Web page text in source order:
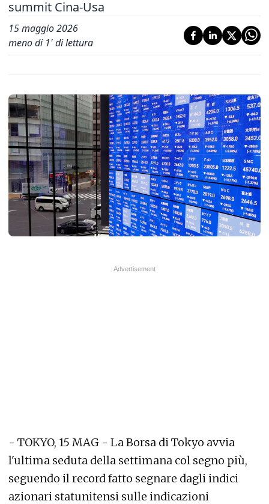
summit Cina-Usa
15 maggio 2026
meno di 1' di lettura
- TOKYO, 15 MAG - La Borsa di Tokyo avvia
l'ultima seduta della settimana col segno più,
seguendo il record fatto segnare dagli indici
azionari statunitensi sulle indicazioni